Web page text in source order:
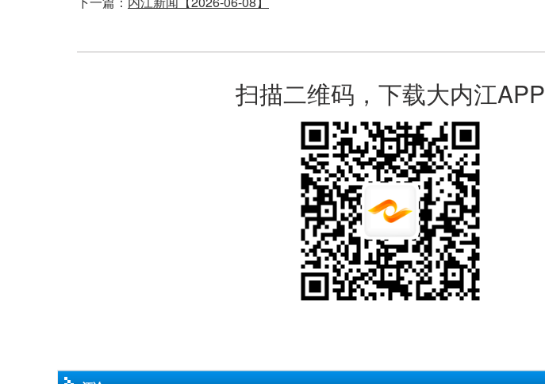
扫描二维码，下载大内江APP